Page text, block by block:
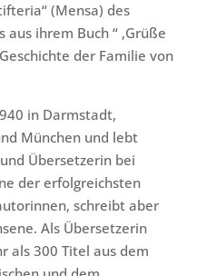
(Mensa) des
ihrem Buch “ ‚Grüße
der Familie von
in Darmstadt,
München und lebt
Übersetzerin bei
der erfolgreichsten
schreibt aber
Als Übersetzerin
als 300 Titel aus dem